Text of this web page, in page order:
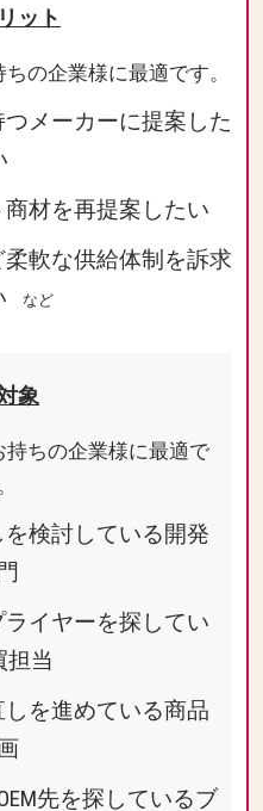
ット
の企業様に最適です。
メーカーに提案した
材を再提案したい
軟な供給体制を訴求
など
象
ちの企業様に最適で
検討している開発
イヤーを探してい
担当
を進めている商品
先を探しているブ